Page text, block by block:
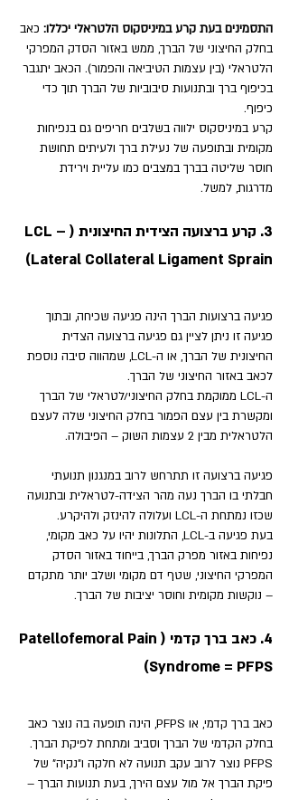
התסמינים בעת קרע במיניסקוס הלטראלי יכללו: כאב
בחלק החיצוני של הברך, ממש באזור הסדק המפרקי
הלטראלי (בין עצמות הטיביאה והפמור). הכאב יתגבר
בכיפוף ברך ובתנועות סיבוביות של הברך תוך כדי
כיפוף.
קרע במיניסקוס ילווה בשלבים חריפים גם בנפיחות
מקומית ובתופעה של נעילת ברך ולעיתים תחושת
חוסר שליטה בברך במצבים כמו עליית וירידת
מדרגות, למשל.
3. קרע ברצועה הצידית החיצונית (LCL –
Lateral Collateral Ligament Sprain)
פגיעה ברצועות הברך הינה פגיעה שכיחה, ובתוך
פגיעה זו ניתן לציין גם פגיעה ברצועה הצדית
החיצונית של הברך, או ה-LCL, שמהווה סיבה נוספת
לכאב באזור החיצוני של הברך.
ה-LCL ממוקמת בחלק החיצוני/לטראלי של הברך
ומקשרת בין עצם הפמור בחלק החיצוני שלה לעצם
הלטראלית מבין 2 עצמות השוק – הפיבולה.
פגיעה ברצועה זו תתרחש לרוב במנגנון תנועתי
חבלתי בו הברך נעה מהר הצידה-לטראלית ובתנועה
שכזו נמתחת ה-LCL ועלולה להינזק ולהיקרע.
בעת פגיעה ב-LCL, התלונות יהיו על כאב מקומי,
נפיחות באזור מפרק הברך, בייחוד באזור הסדק
המפרקי החיצוני, שטף דם מקומי ושלב יותר מתקדם
– נוקשות מקומית וחוסר יציבות של הברך.
4. כאב ברך קדמי (Patellofemoral Pain
Syndrome = PFPS)
כאב ברך קדמי, או PFPS, הינה תופעה בה נוצר כאב
בחלק הקדמי של הברך וסביב ומתחת לפיקת הברך.
PFPS נוצר לרוב עקב תנועה לא חלקה ו"נקיה" של
פיקת הברך אל מול עצם הירך, בעת תנועות הברך –